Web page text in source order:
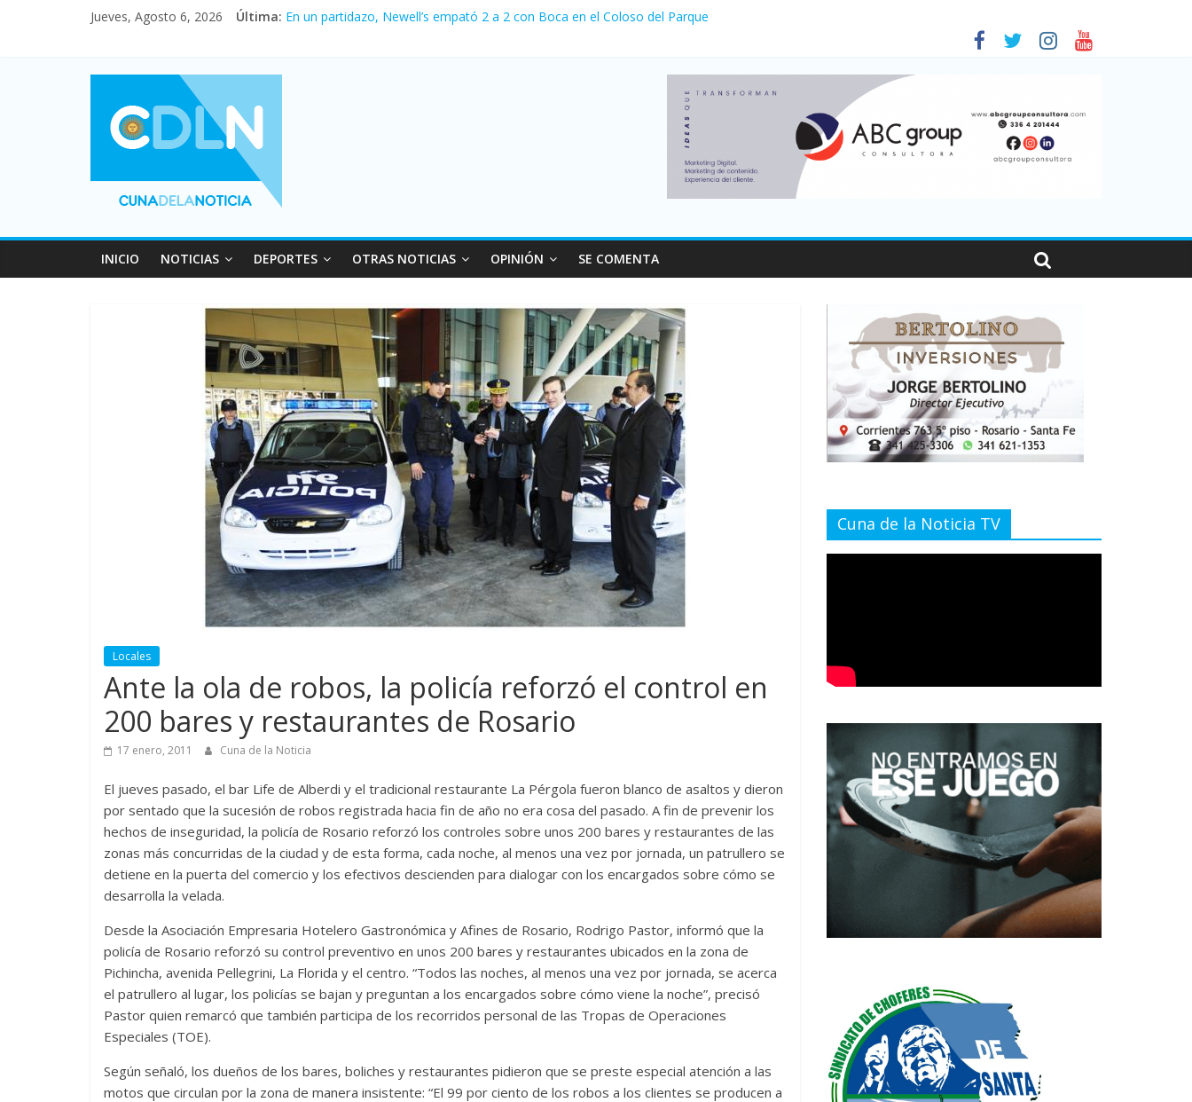
Jueves, Agosto 6, 2026 Última: En un partidazo, Newell’s empató 2 a 2 con Boca en el Coloso del Parque
Vacaciones de invierno con más movimiento y consumo turístico: 4,6 millones de personas viajaron por el país, un 5,9% más que en 2025
INICIO NOTICIAS DEPORTES OTRAS NOTICIAS OPINIÓN SE COMENTA
Locales
Ante la ola de robos, la policía reforzó el control en
200 bares y restaurantes de Rosario
17 enero, 2011 Cuna de la Noticia
El jueves pasado, el bar Life de Alberdi y el tradicional restaurante La Pérgola fueron blanco de asaltos y dieron
por sentado que la sucesión de robos registrada hacia fin de año no era cosa del pasado. A fin de prevenir los
hechos de inseguridad, la policía de Rosario reforzó los controles sobre unos 200 bares y restaurantes de las
zonas más concurridas de la ciudad y de esta forma, cada noche, al menos una vez por jornada, un patrullero se
detiene en la puerta del comercio y los efectivos descienden para dialogar con los encargados sobre cómo se
desarrolla la velada.
Desde la Asociación Empresaria Hotelero Gastronómica y Afines de Rosario, Rodrigo Pastor, informó que la
policía de Rosario reforzó su control preventivo en unos 200 bares y restaurantes ubicados en la zona de
Pichincha, avenida Pellegrini, La Florida y el centro. “Todos las noches, al menos una vez por jornada, se acerca
el patrullero al lugar, los policías se bajan y preguntan a los encargados sobre cómo viene la noche”, precisó
Pastor quien remarcó que también participa de los recorridos personal de las Tropas de Operaciones
Especiales (TOE).
Según señaló, los dueños de los bares, boliches y restaurantes pidieron que se preste especial atención a las
motos que circulan por la zona de manera insistente: “El 99 por ciento de los robos a los clientes se producen a
Cuna de la Noticia TV